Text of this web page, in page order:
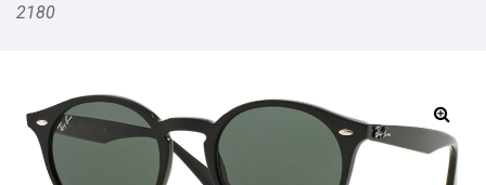
2180